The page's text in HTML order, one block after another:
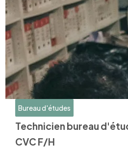
Bureau d'études
Technicien bureau
CVC F/H